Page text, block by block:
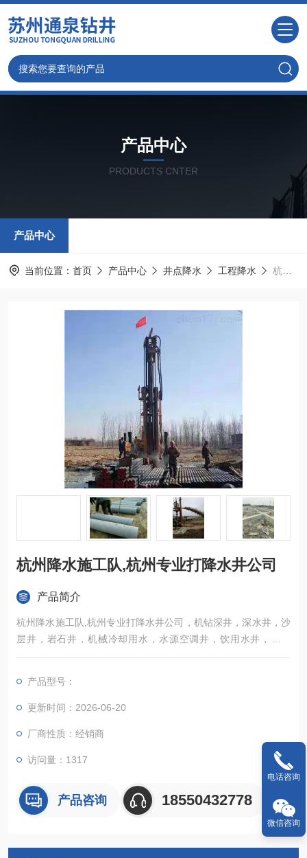
产品中心
PRODUCTS CNTER
产品中心
当前位置： 首页 产品中心 井点降水 工程降水 杭州降水施工队,杭州专业打降水井公司
杭州降水施工队,杭州专业打降水井公司
产品简介
杭州降水施工队,杭州专业打降水井公司，机钻深井，深水井，沙
层井，岩石井，机械冷却用水，水源空调井，饮用水井，农田
井，工厂用水井，旧井改造，维修深井泵，用水量可根据贵公司
水管道及排地下数十米管道等业务。
产品型号：
更新时间：2026-06-20
厂商性质：经销商
访问量：1317
产品咨询 18550432778
电话咨询
微信咨询